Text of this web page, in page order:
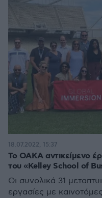
Το ΟΑΚΑ αντικείμενο
του «Kelley School of
Οι συνολικά 31
εργασίες με
18.07.2022, 15:37